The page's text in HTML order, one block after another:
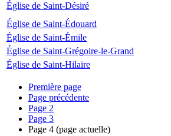
Église de Saint-Désiré
Église de Saint-Édouard
Église de Saint-Émile
Église de Saint-Grégoire-le-Grand
Église de Saint-Hilaire
Première page
Page précédente
Page 2
Page 3
Page 4 (page actuelle)